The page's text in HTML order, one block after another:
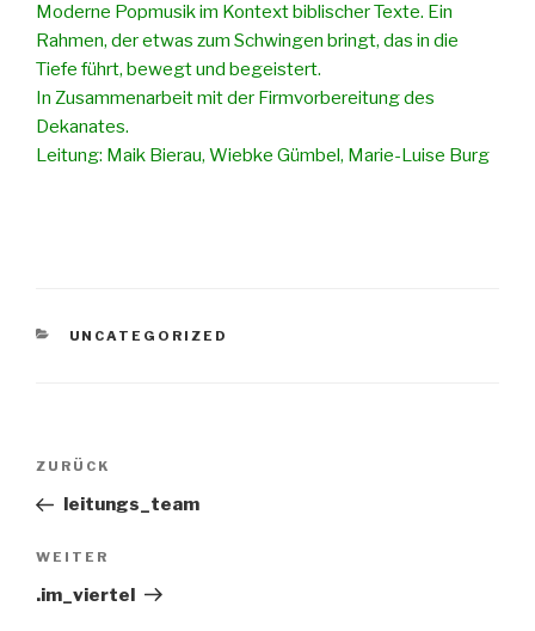
Moderne Popmusik im Kontext biblischer Texte. Ein
Rahmen, der etwas zum Schwingen bringt, das in die
Tiefe führt, bewegt und begeistert.
In Zusammenarbeit mit der Firmvorbereitung des
Dekanates.
Leitung: Maik Bierau, Wiebke Gümbel, Marie-Luise Burg
KATEGORIEN
UNCATEGORIZED
Beitrags-
Vorheriger
Beitrag
ZURÜCK
leitungs_team
Nächster
Beitrag
WEITER
.im_viertel